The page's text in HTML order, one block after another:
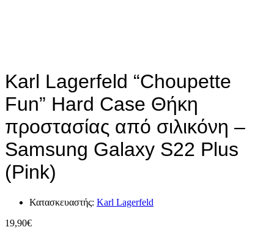
Karl Lagerfeld “Choupette
Fun” Hard Case Θήκη
προστασίας από σιλικόνη –
Samsung Galaxy S22 Plus
(Pink)
Κατασκευαστής: Karl Lagerfeld
19,90€